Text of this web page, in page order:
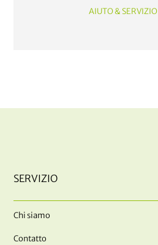
AIUTO & SERVIZIO
SERVIZIO
Chi siamo
Contatto